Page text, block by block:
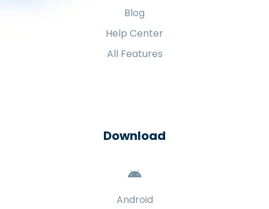
Blog
Help Center
All Features
Download
Android